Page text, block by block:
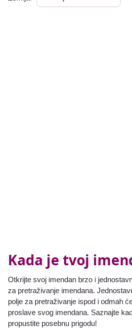
Kada je tvoj
Otkrijte svoj imendan brzo i
za pretraživanje imendana.
polje za pretraživanje ispod i odmah
proslave svog imendana. Saznajte
propustite posebnu prigodu!